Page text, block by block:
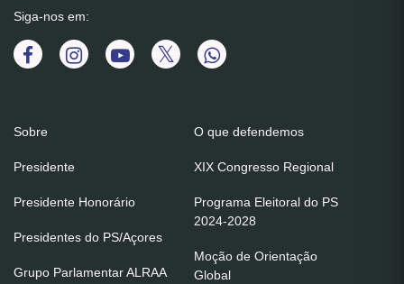
Siga-nos em:
Sobre
Presidente
Presidente Honorário
Presidentes do PS/Açores
Grupo Parlamentar ALRAA
O que defendemos
XIX Congresso Regional
Programa Eleitoral do PS
2024-2028
Moção de Orientação
Global